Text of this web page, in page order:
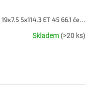
Alu kola design Nissan (D1981) 19x7.5 5x114.3 ET 45 66.1 černé
Skladem (>20 ks)